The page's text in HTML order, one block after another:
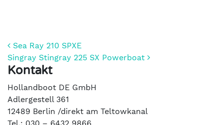
Beitrags-Navigation
Sea Ray 210 SPXE
Singray Stingray 225 SX Powerboat
Kontakt
Hollandboot DE GmbH
Adlergestell 361
12489 Berlin /direkt am Teltowkanal
Tel.: 030 – 6432 9866